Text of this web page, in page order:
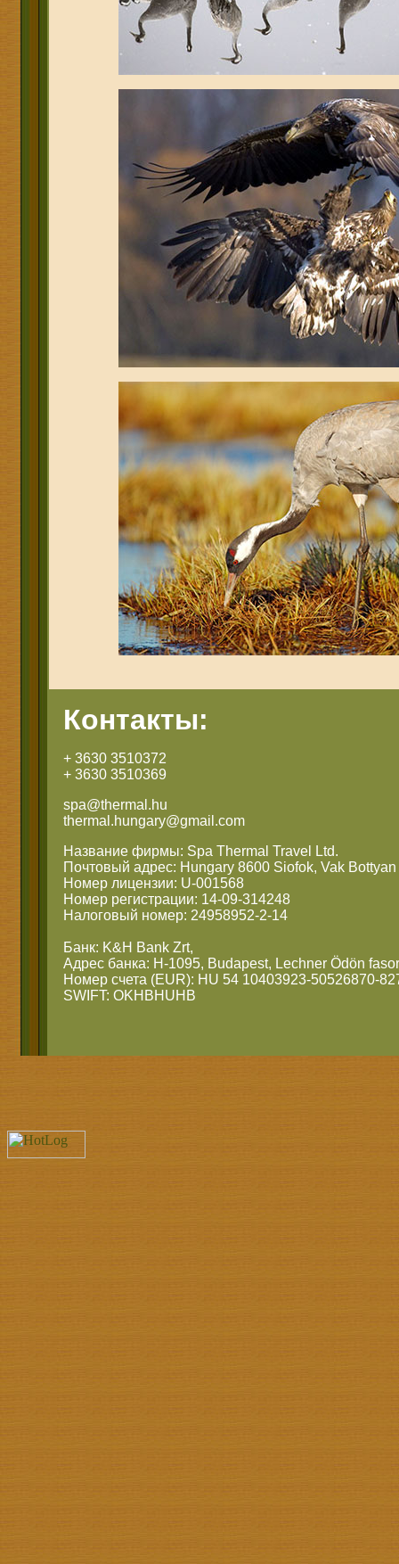
Контакты:
+ 3630 3510372
+ 3630 3510369
spa@thermal.hu
thermal.hungary@gmail.com
Название фирмы: Spa Thermal Travel Ltd.
Почтовый адрес: Hungary 8600 Siofok, Vak Bottyan
Номер лицензии: U-001568
Номер регистрации: 14-09-314248
Налоговый номер: 24958952-2-14
Банк: K&H Bank Zrt,
Адрес банка: H-1095, Budapest, Lechner Ödön
Номер счета (EUR): HU 54 10403923-50526870-
SWIFT: OKHBHUHB